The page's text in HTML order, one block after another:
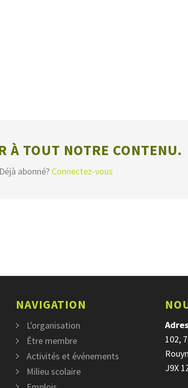
À TOUT NOTRE CONTENU.
abonné? Connectez-vous
NAVIGATION
L'organisation
Être membre
Activités et événements
Milieu scolaire
102, 7
J9X